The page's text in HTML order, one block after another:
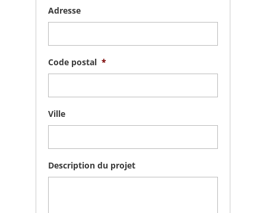
Adresse
Code postal *
Ville
Description du projet